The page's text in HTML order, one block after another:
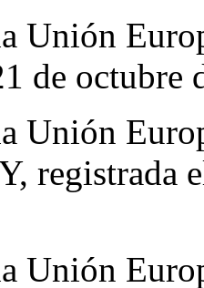
Unión
de octubre
Unión
registrada
Unión